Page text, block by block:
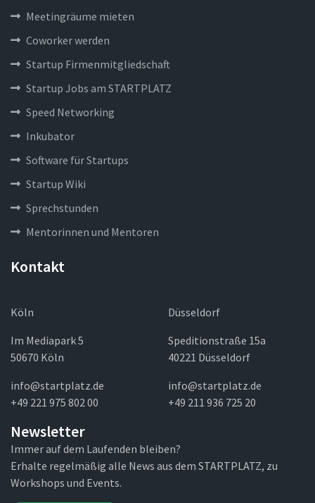
Meetingräume mieten
Coworker werden
Startup Firmenmitgliedschaft
Startup Jobs am STARTPLATZ
Speed Networking
Inkubator
Software für Startups
Startup Wiki
Sprechstunden
Mentorinnen und Mentoren
Kontakt
Köln
Im Mediapark 5
50670 Köln
info@startplatz.de
+49 221 975 802 00
Düsseldorf
Speditionstraße 15a
40221 Düsseldorf
info@startplatz.de
+49 211 936 725 20
Newsletter
Immer auf dem Laufenden bleiben?
Erhalte regelmäßig alle News aus dem STARTPLATZ, zu
Workshops und Events.